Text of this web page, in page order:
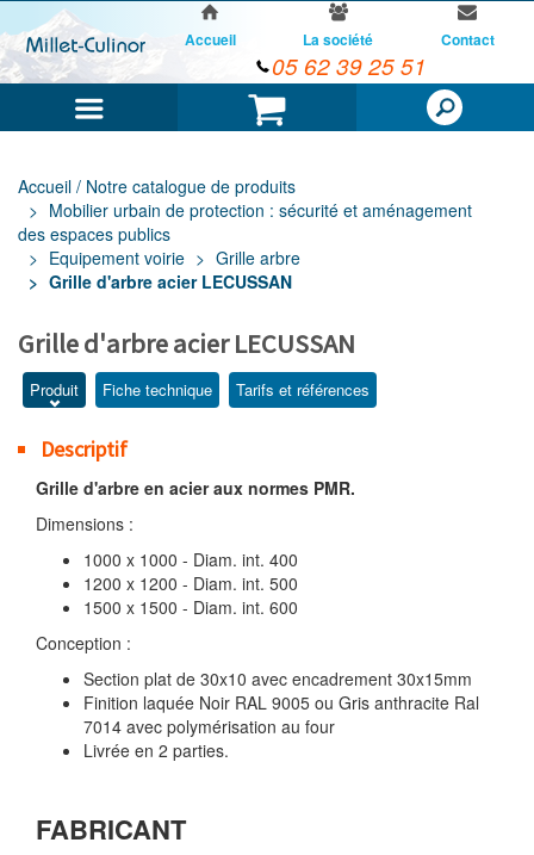
Panier
Accueil La société Contact
05 62 39 25 51
Accueil / Notre catalogue de produits
Mobilier urbain de protection : sécurité et aménagement
des espaces publics
Equipement voirie
Grille arbre
Grille d'arbre acier LECUSSAN
Grille d'arbre acier LECUSSAN
Produit Fiche technique Tarifs et références
Descriptif
Grille d'arbre en acier aux normes PMR.
Dimensions :
1000 x 1000 - Diam. int. 400
1200 x 1200 - Diam. int. 500
1500 x 1500 - Diam. int. 600
Conception :
Section plat de 30x10 avec encadrement 30x15mm
Finition laquée Noir RAL 9005 ou Gris anthracite Ral
7014 avec polymérisation au four
Livrée en 2 parties.
FABRICANT